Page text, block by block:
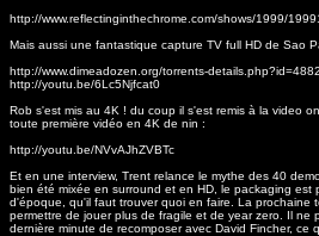
http://www.reflectinginthechrome.com/shows/1999/
Mais aussi une fantastique capture TV full HD de Sao
http://www.dimeadozen.org/torrents-
http://youtu.be/6Lc5Njfcat0
Rob s'est mis au 4K ! du coup il s'est remis à la video
toute première vidéo en 4K de nin :
http://youtu.be/NVvAJhZVBTc
Et en une interview, Trent relance le mythe des 40
bien été mixée en surround et en HD, le packaging est
d'époque, qu'il faut trouver quoi en faire. La prochaine
permettre de jouer plus de fragile et de year zero. Il ne
dernière minute de recomposer avec David Fincher, ce